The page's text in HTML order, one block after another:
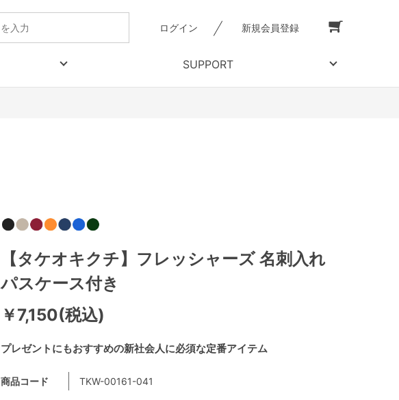
ログイン 新規会員登録
SUPPORT
プレゼントにもおすすめの新社会人に必須な定番アイテム
【タケオキクチ】フレッシャーズ 名刺入れ
パスケース付き
￥7,150(税込)
商品コード TKW-00161-041